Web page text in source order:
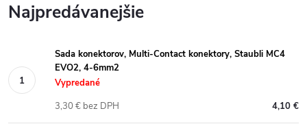
Najpredávanejšie
Sada konektorov, Multi-Contact konektory, Staubli MC4
EVO2, 4-6mm2
Vypredané
4,10 €
3,30 € bez DPH